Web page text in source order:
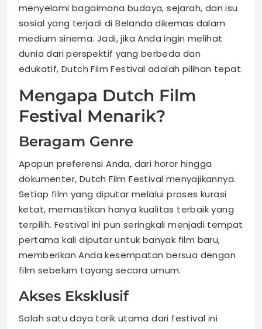
menyelami bagaimana budaya, sejarah, dan isu
sosial yang terjadi di Belanda dikemas dalam
medium sinema. Jadi, jika Anda ingin melihat
dunia dari perspektif yang berbeda dan
edukatif, Dutch Film Festival adalah pilihan tepat.
Mengapa Dutch Film
Festival Menarik?
Beragam Genre
Apapun preferensi Anda, dari horor hingga
dokumenter, Dutch Film Festival menyajikannya.
Setiap film yang diputar melalui proses kurasi
ketat, memastikan hanya kualitas terbaik yang
terpilih. Festival ini pun seringkali menjadi tempat
pertama kali diputar untuk banyak film baru,
memberikan Anda kesempatan bersua dengan
film sebelum tayang secara umum.
Akses Eksklusif
Salah satu daya tarik utama dari festival ini